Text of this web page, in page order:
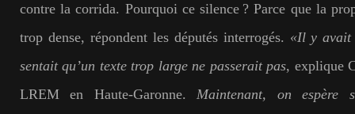
contre la corrida. Pourquoi ce silence ? Parce que la
trop dense, répondent les députés interrogés. «Il y avait
sentait qu’un texte trop large ne passerait pas, explique
LREM en Haute-Garonne.Maintenant, on espère